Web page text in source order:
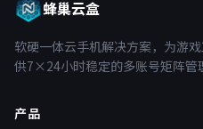
蜂巢云盒
软硬一体云手机解决方案，为游
供7×24小时稳定的多账号矩阵管
产品